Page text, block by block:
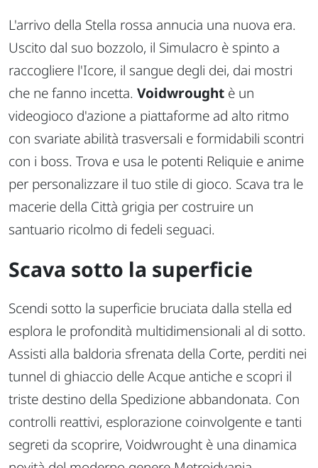
L'arrivo della Stella rossa annucia una nuova era.
Uscito dal suo bozzolo, il Simulacro è spinto a
raccogliere l'Icore, il sangue degli dei, dai mostri
che ne fanno incetta. Voidwrought è un
videogioco d'azione a piattaforme ad alto ritmo
con svariate abilità trasversali e formidabili scontri
con i boss. Trova e usa le potenti Reliquie e anime
per personalizzare il tuo stile di gioco. Scava tra le
macerie della Città grigia per costruire un
santuario ricolmo di fedeli seguaci.
Scava sotto la superficie
Scendi sotto la superficie bruciata dalla stella ed
esplora le profondità multidimensionali al di sotto.
Assisti alla baldoria sfrenata della Corte, perditi nei
tunnel di ghiaccio delle Acque antiche e scopri il
triste destino della Spedizione abbandonata. Con
controlli reattivi, esplorazione coinvolgente e tanti
segreti da scoprire, Voidwrought è una dinamica